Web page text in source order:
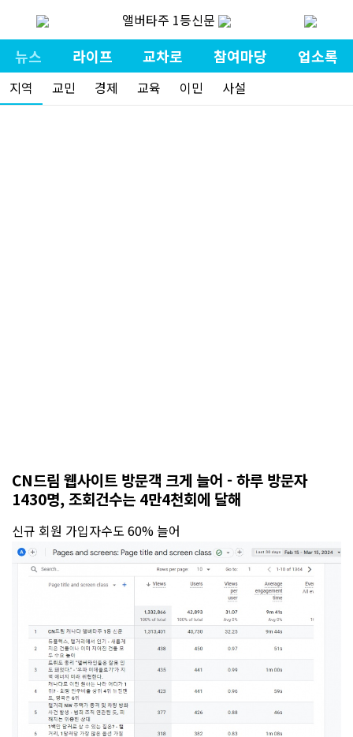
앨버타주 1등신문
뉴스 라이프 교차로 참여마당 업소록
지역 교민 경제 교육 이민 사설
CN드림 웹사이트 방문객 크게 늘어 - 하루 방문자
1430명, 조회건수는 4만4천회에 달해
신규 회원 가입자수도 60% 늘어